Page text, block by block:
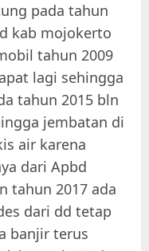
pada tahun
kab mojokerto
tahun 2009
lagi sehingga
tahun 2015 bln
jembatan di
air karena
dari Apbd
tahun 2017 ada
dari dd tetap
banjir terus